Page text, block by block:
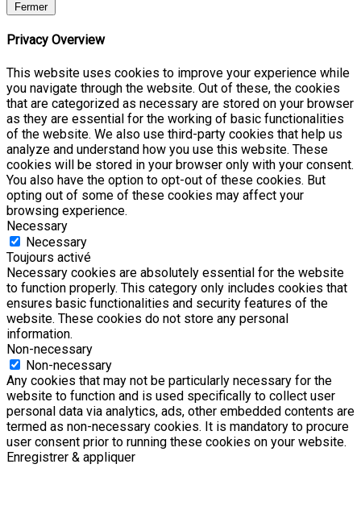
Fermer
Privacy Overview
This website uses cookies to improve your experience while
you navigate through the website. Out of these, the cookies
that are categorized as necessary are stored on your browser
as they are essential for the working of basic functionalities
of the website. We also use third-party cookies that help us
analyze and understand how you use this website. These
cookies will be stored in your browser only with your consent.
You also have the option to opt-out of these cookies. But
opting out of some of these cookies may affect your
browsing experience.
Necessary
Necessary
Toujours activé
Necessary cookies are absolutely essential for the website
to function properly. This category only includes cookies that
ensures basic functionalities and security features of the
website. These cookies do not store any personal
information.
Non-necessary
Non-necessary
Any cookies that may not be particularly necessary for the
website to function and is used specifically to collect user
personal data via analytics, ads, other embedded contents are
termed as non-necessary cookies. It is mandatory to procure
user consent prior to running these cookies on your website.
Enregistrer & appliquer